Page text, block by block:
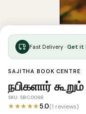
Fast Delivery · Get it
SAJITHA BOOK CENTRE
நபிகளார்
SKU: SBC0098
★★★★★5.0(1 reviews)